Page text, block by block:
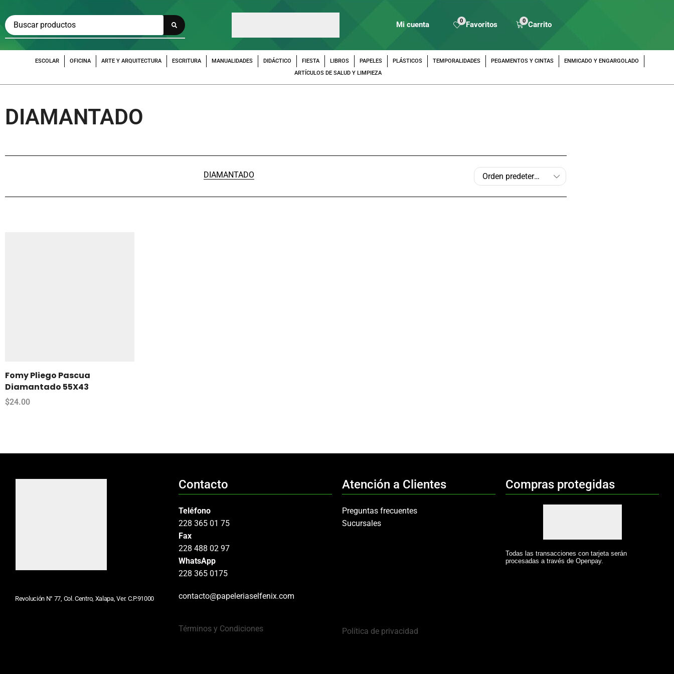
Mi cuenta 0 Favoritos 0 Carrito
ESCOLAR OFICINA ARTE Y ARQUITECTURA ESCRITURA MANUALIDADES DIDÁCTICO FIESTA LIBROS PAPELES PLÁSTICOS TEMPORALIDADES PEGAMENTOS Y CINTAS
ENMICADO Y ENGARGOLADO
ARTÍCULOS DE SALUD Y LIMPIEZA
DIAMANTADO
DIAMANTADO
Fomy Pliego Pascua
Diamantado 55X43
$24.00
Revolución N° 77, Col. Centro, Xalapa, Ver. C.P.91000
Contacto
Teléfono
228 365 01 75
Fax
228 488 02 97
WhatsApp
228 365 0175
contacto@papeleriaselfenix.com
Términos y Condiciones
Atención a Clientes
Preguntas frecuentes
Sucursales
Política de privacidad
Compras protegidas
Todas las transacciones con tarjeta serán
procesadas a través de Openpay.